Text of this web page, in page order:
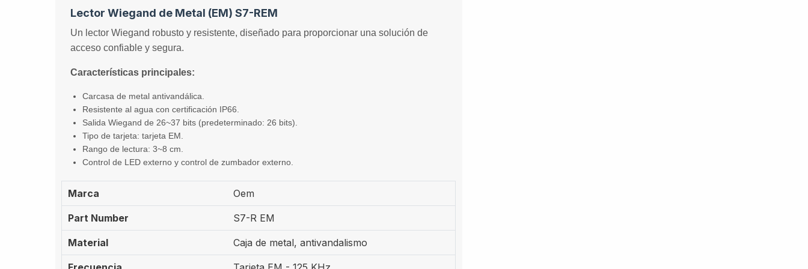
Lector Wiegand de Metal (EM) S7-REM
Un lector Wiegand robusto y resistente, diseñado para proporcionar una solución de
acceso confiable y segura.
Características principales:
Carcasa de metal antivandálica.
Resistente al agua con certificación IP66.
Salida Wiegand de 26~37 bits (predeterminado: 26 bits).
Tipo de tarjeta: tarjeta EM.
Rango de lectura: 3~8 cm.
Control de LED externo y control de zumbador externo.
Marca Oem
Part Number S7-R EM
Material Caja de metal, antivandalismo